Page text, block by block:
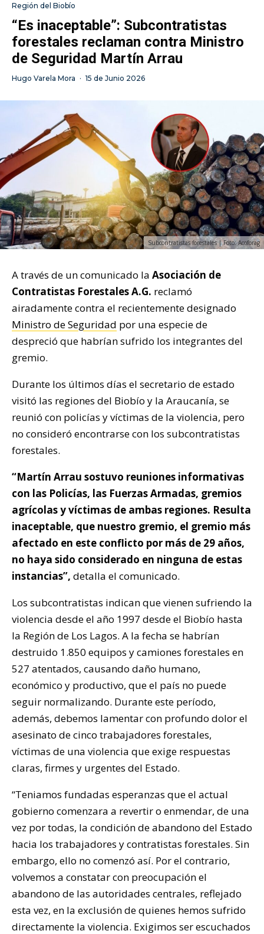
Región del Biobío
“Es inaceptable”: Subcontratistas
forestales reclaman contra Ministro
de Seguridad Martín Arrau
Hugo Varela Mora · 15 de Junio 2026
Subcontratistas forestales | Foto: Acoforag
A través de un comunicado la Asociación de
Contratistas Forestales A.G. reclamó
airadamente contra el recientemente designado
Ministro de Seguridad por una especie de
despreció que habrían sufrido los integrantes del
gremio.
Durante los últimos días el secretario de estado
visitó las regiones del Biobío y la Araucanía, se
reunió con policías y víctimas de la violencia, pero
no consideró encontrarse con los subcontratistas
forestales.
“Martín Arrau sostuvo reuniones informativas
con las Policías, las Fuerzas Armadas, gremios
agrícolas y víctimas de ambas regiones. Resulta
inaceptable, que nuestro gremio, el gremio más
afectado en este conflicto por más de 29 años,
no haya sido considerado en ninguna de estas
instancias”, detalla el comunicado.
Los subcontratistas indican que vienen sufriendo la
violencia desde el año 1997 desde el Biobío hasta
la Región de Los Lagos. A la fecha se habrían
destruido 1.850 equipos y camiones forestales en
527 atentados, causando daño humano,
económico y productivo, que el país no puede
seguir normalizando. Durante este período,
además, debemos lamentar con profundo dolor el
asesinato de cinco trabajadores forestales,
víctimas de una violencia que exige respuestas
claras, firmes y urgentes del Estado.
“Teniamos fundadas esperanzas que el actual
gobierno comenzara a revertir o enmendar, de una
vez por todas, la condición de abandono del Estado
hacia los trabajadores y contratistas forestales. Sin
embargo, ello no comenzó así. Por el contrario,
volvemos a constatar con preocupación el
abandono de las autoridades centrales, reflejado
esta vez, en la exclusión de quienes hemos sufrido
directamente la violencia. Exigimos ser escuchados